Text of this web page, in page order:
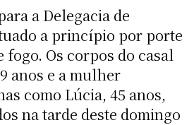
a Delegacia de
a princípio por porte
fogo. Os corpos do casal
anos e a mulher
como Lúcia, 45 anos,
na tarde deste domingo